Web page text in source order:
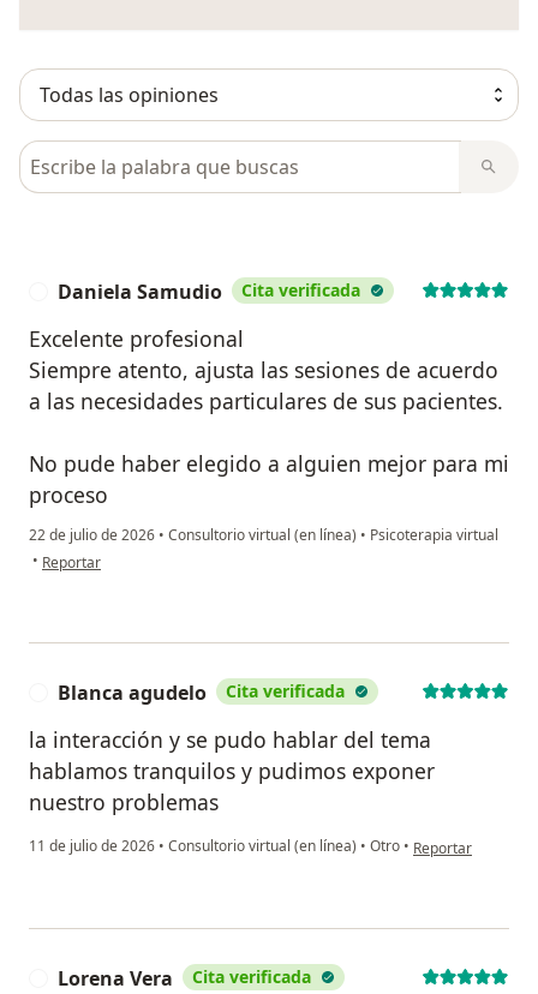
Busca en opiniones
Daniela Samudio Cita verificada
Excelente profesional
Siempre atento, ajusta las sesiones de acuerdo
a las necesidades particulares de sus pacientes.
No pude haber elegido a alguien mejor para mi
proceso
22 de julio de 2026 • Consultorio virtual (en línea) • Psicoterapia virtual
• en opinión del usuario Daniela Samudio
Reportar
Blanca agudelo Cita verificada
la interacción y se pudo hablar del tema
hablamos tranquilos y pudimos exponer
nuestro problemas
11 de julio de 2026 • Consultorio virtual (en línea) • Otro • en opinión del
Reportar
Lorena Vera Cita verificada